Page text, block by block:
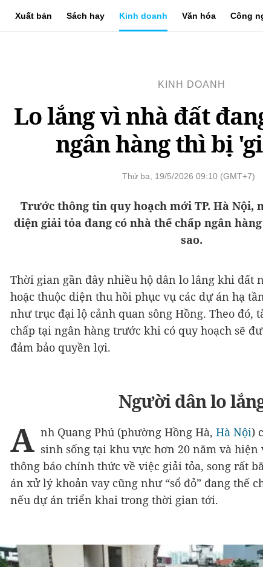
Xuất bản Sách hay Kinh doanh Văn hóa Công
KINH DOANH
Lo lắng vì nhà đất
ngân hàng thì bị
Thứ ba, 19/5/2026 09:10 (GMT+7)
Trước thông tin quy hoạch mới TP. Hà Nội,
diện giải tỏa đang có nhà thế chấp ngân
sao.
Thời gian gần đây nhiều hộ dân lo lắng khi đất
hoặc thuộc diện thu hồi phục vụ các dự án hạ
như trục đại lộ cảnh quan sông Hồng. Theo đó,
chấp tại ngân hàng trước khi có quy hoạch sẽ
đảm bảo quyền lợi.
Người dân lo
A nh Quang Phú (phường Hồng Hà, Hà Nội)
sinh sống tại khu vực hơn 20 năm và
thông báo chính thức về việc giải tỏa, song rất
án xử lý khoản vay cũng như “sổ đỏ” đang thế
nếu dự án triển khai trong thời gian tới.